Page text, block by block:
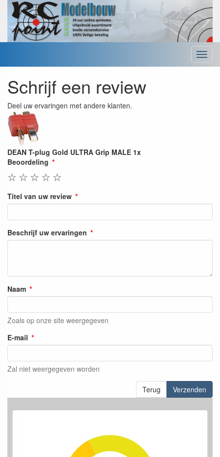
Menu
Schrijf een review
Deel uw ervaringen met andere klanten.
DEAN T-plug Gold ULTRA Grip MALE 1x
Beoordeling
☆
☆
☆
☆
☆
Titel van uw review
Beschrijf uw ervaringen
Naam
Zoals op onze site weergegeven
E-mail
Zal niet weergegeven worden
Terug Verzenden